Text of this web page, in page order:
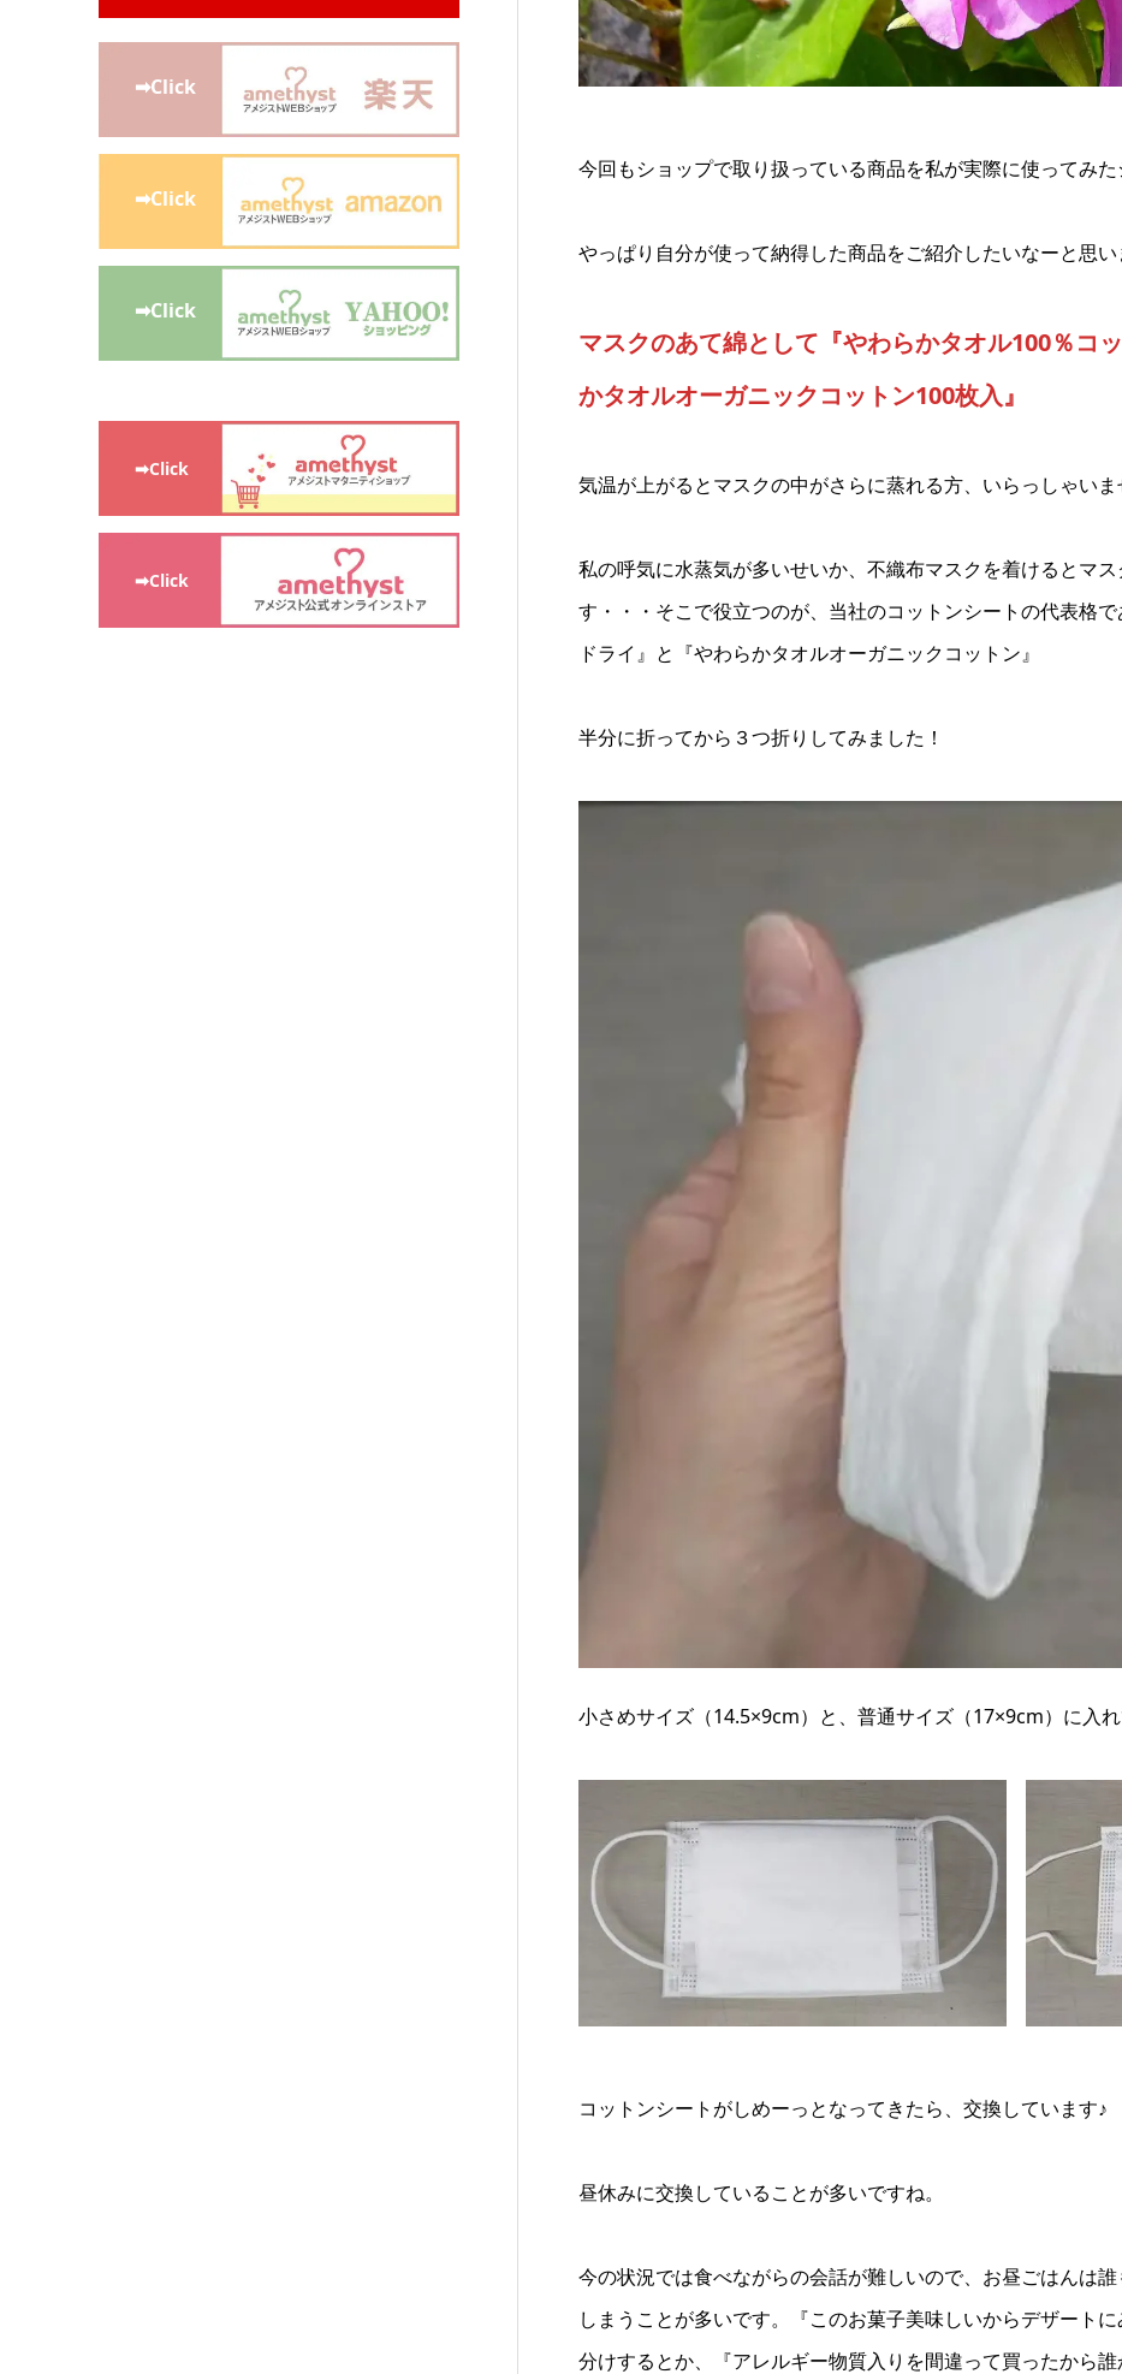
今回もショップで取り扱っている商品を私が実際に使ってみた
やっぱり自分が使って納得した商品をご紹介したいなーと思い
マスクのあて綿として『やわらかタオル100％コ
かタオルオーガニックコットン100枚入』
気温が上がるとマスクの中がさらに蒸れる方、いらっしゃいま
私の呼気に水蒸気が多いせいか、不織布マスクを着けるとマ
す・・・そこで役立つのが、当社のコットンシートの代表格
ドライ』と『やわらかタオルオーガニックコットン』
半分に折ってから３つ折りしてみました！
小さめサイズ（14.5×9cm）と、普通サイズ（17×9cm）に入れ
コットンシートがしめーっとなってきたら、交換しています♪
昼休みに交換していることが多いですね。
今の状況では食べながらの会話が難しいので、お昼ごはんは
しまうことが多いです。『このお菓子美味しいからデザート
分けするとか、『アレルギー物質入りを間違って買ったから
➡Click
➡Click
➡Click
➡Click
➡Click